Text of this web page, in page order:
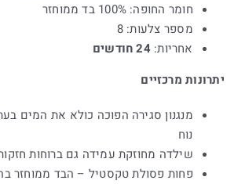
חומר החופה: 100% בד ממוחזר
מספר צלעות: 8
אחריות:24 חודשים
יתרונות מרכזיים
מנגנון סגירה הפוכה כולא את המים
נוח
שילדה מחוזקת עמידה גם ברוחות
פחות פסולת טקסטיל – הבד ממוחזר